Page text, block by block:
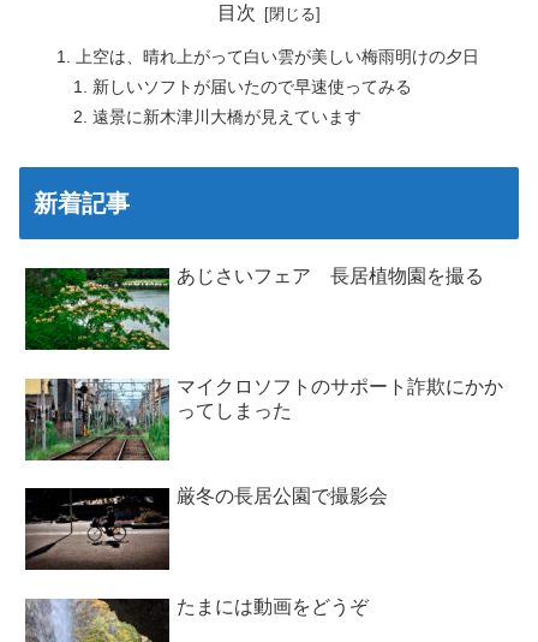
目次
上空は、晴れ上がって白い雲が美しい梅雨明けの夕日
新しいソフトが届いたので早速使ってみる
遠景に新木津川大橋が見えています
新着記事
あじさいフェア 長居植物園を撮る
マイクロソフトのサポート詐欺にかか
ってしまった
厳冬の長居公園で撮影会
たまには動画をどうぞ